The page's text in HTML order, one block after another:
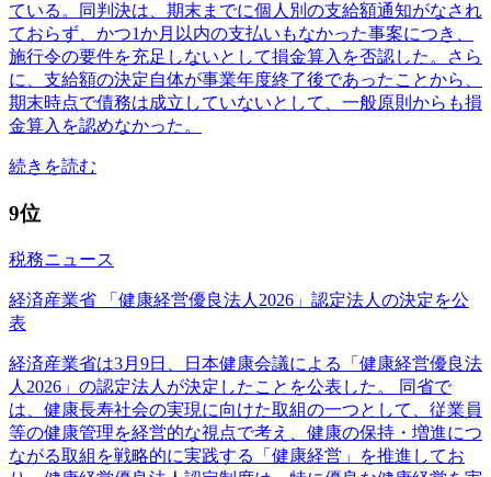
ている。同判決は、期末までに個人別の支給額通知がなされ
ておらず、かつ1か月以内の支払いもなかった事案につき、
施行令の要件を充足しないとして損金算入を否認した。さら
に、支給額の決定自体が事業年度終了後であったことから、
期末時点で債務は成立していないとして、一般原則からも損
金算入を認めなかった。
続きを読む
9位
税務ニュース
経済産業省 「健康経営優良法人2026」認定法人の決定を公
表
経済産業省は3月9日、日本健康会議による「健康経営優良法
人2026」の認定法人が決定したことを公表した。 同省で
は、健康長寿社会の実現に向けた取組の一つとして、従業員
等の健康管理を経営的な視点で考え、健康の保持・増進につ
ながる取組を戦略的に実践する「健康経営」を推進してお